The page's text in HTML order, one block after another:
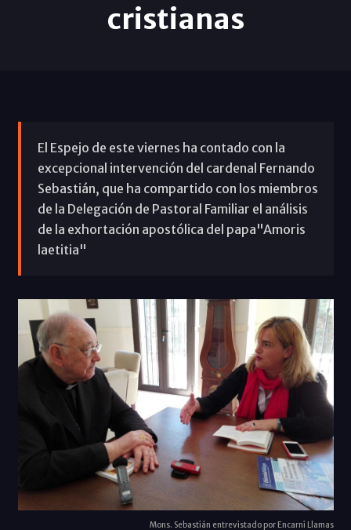
cristianas
El Espejo de este viernes ha contado con la
excepcional intervención del cardenal Fernando
Sebastián, que ha compartido con los miembros
de la Delegación de Pastoral Familiar el análisis
de la exhortación apostólica del papa"Amoris
laetitia"
Mons. Sebastián entrevistado por Encarni Llamas